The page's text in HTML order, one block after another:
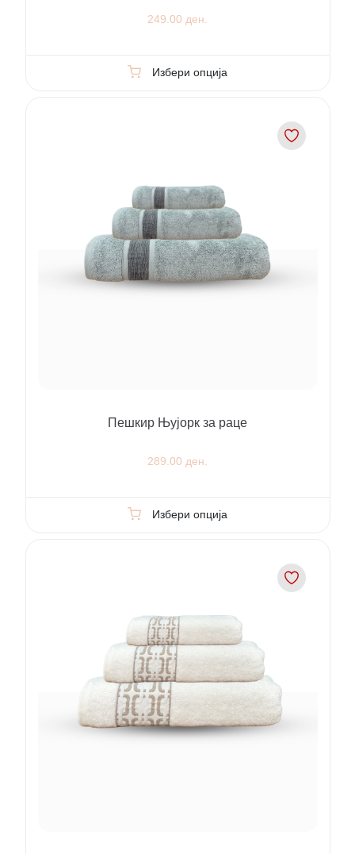
249.00 ден.
Избери опција
Пешкир Њујорк за раце
289.00 ден.
Избери опција